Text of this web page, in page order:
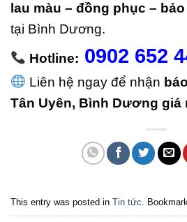
lau màu – đồng phục –
tại Bình Dương.
Hotline: 0902 652
Liên hệ ngay để nhận
Tân Uyên, Bình Dương giá
This entry was posted in Tin tức .